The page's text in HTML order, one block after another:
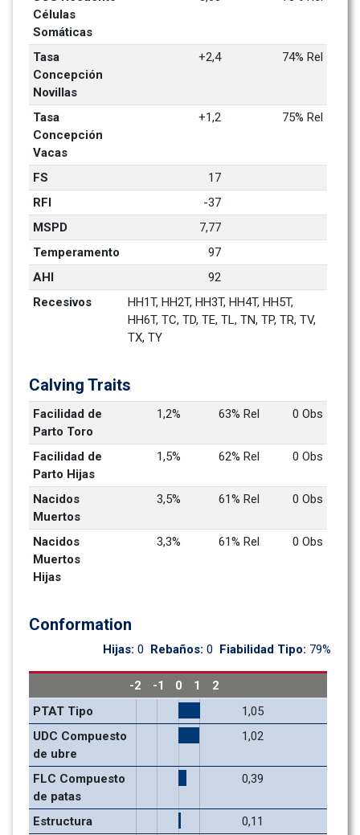
Células
Somáticas
Tasa
Concepción
Novillas
+2,4 74% Rel
Tasa
Concepción
Vacas
+1,2 75% Rel
FS
17
RFI
-37
MSPD
7,77
Temperamento
97
AHI
92
Recesivos
HH1T, HH2T, HH3T, HH4T, HH5T,
HH6T, TC, TD, TE, TL, TN, TP, TR, TV,
TX, TY
Calving Traits
Facilidad de
Parto Toro
1,2% 63% Rel 0 Obs
Facilidad de
Parto Hijas
1,5% 62% Rel 0 Obs
Nacidos
Muertos
3,5% 61% Rel 0 Obs
Nacidos
Muertos
Hijas
3,3% 61% Rel 0 Obs
Conformation
Hijas: 0 Rebaños: 0 Fiabilidad Tipo: 79%
-2 -1 0 1
2
PTAT Tipo
1,05
UDC Compuesto
de ubre
1,02
FLC Compuesto
de patas
0,39
Estructura
0,11